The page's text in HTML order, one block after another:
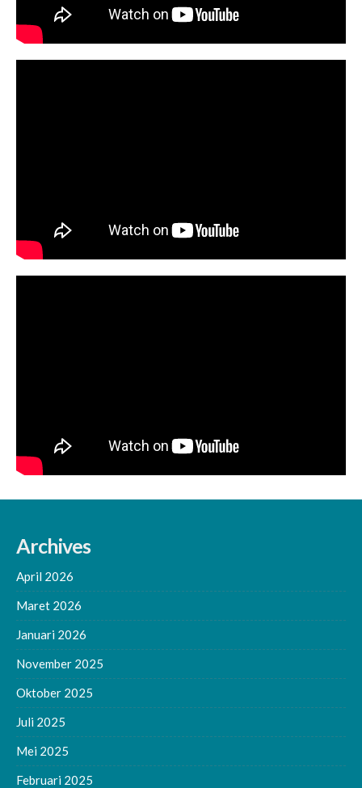
Archives
April 2026
Maret 2026
Januari 2026
November 2025
Oktober 2025
Juli 2025
Mei 2025
Februari 2025